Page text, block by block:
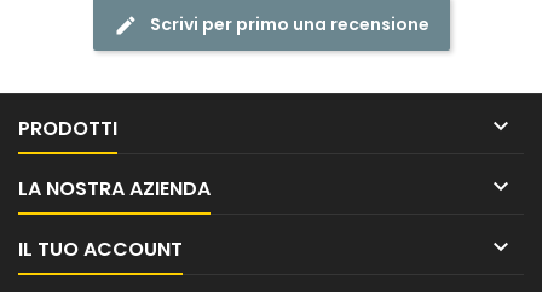
Scrivi per primo una recensione
PRODOTTI 
LA NOSTRA AZIENDA 
IL TUO ACCOUNT 